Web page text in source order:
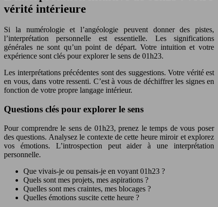
vérité intérieure
Si la numérologie et l’angéologie peuvent donner des pistes,
l’interprétation personnelle est essentielle. Les significations
générales ne sont qu’un point de départ. Votre intuition et votre
expérience sont clés pour explorer le sens de 01h23.
Les interprétations précédentes sont des suggestions. Votre vérité est
en vous, dans votre ressenti. C’est à vous de déchiffrer les signes en
fonction de votre propre langage intérieur.
Questions clés pour explorer le sens
Pour comprendre le sens de 01h23, prenez le temps de vous poser
des questions. Analysez le contexte de cette heure miroir et explorez
vos émotions. L’introspection peut aider à une interprétation
personnelle.
Que vivais-je ou pensais-je en voyant 01h23 ?
Quels sont mes projets, mes aspirations ?
Quelles sont mes craintes, mes blocages ?
Quelles émotions suscite cette heure ?